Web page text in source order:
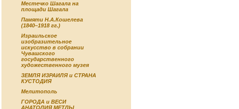
Местечко Шагала на
площади Шагала
Памяти Н.А.Кошелева
(1840–1918 гг.)
Израильское
изобразительное
искусство в собрании
Чувашского
государственного
художественного музея
ЗЕМЛЯ ИЗРАИЛЯ и СТРАНА
КУСТОДИЯ
Мелитополь
ГОРОДА и ВЕСИ
АНАТОЛИЯ МЕТЛЫ